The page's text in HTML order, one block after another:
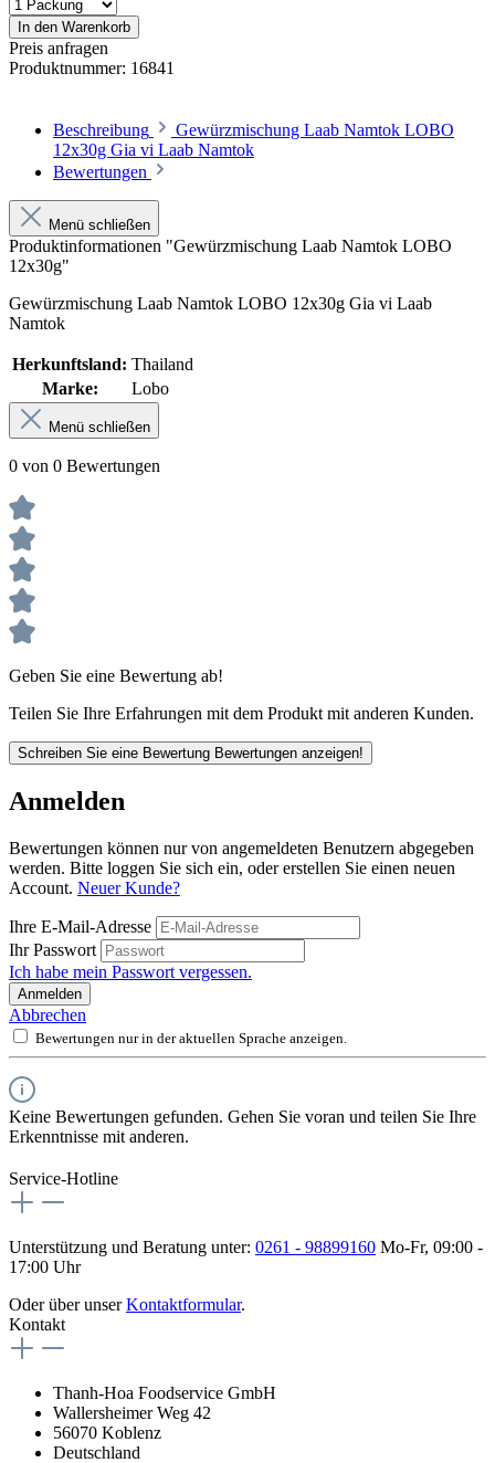
In den Warenkorb
Preis anfragen
Produktnummer: 16841
Beschreibung
Gewürzmischung Laab Namtok LOBO
12x30g Gia vi Laab Namtok
Bewertungen
Menü schließen
Produktinformationen "Gewürzmischung Laab Namtok LOBO
12x30g"
Gewürzmischung Laab Namtok LOBO 12x30g Gia vi Laab
Namtok
Herkunftsland: Thailand
Marke:
Lobo
Menü schließen
0 von 0 Bewertungen
Geben Sie eine Bewertung ab!
Teilen Sie Ihre Erfahrungen mit dem Produkt mit anderen Kunden.
Schreiben Sie eine Bewertung Bewertungen anzeigen!
Anmelden
Bewertungen können nur von angemeldeten Benutzern abgegeben
werden. Bitte loggen Sie sich ein, oder erstellen Sie einen neuen
Account. Neuer Kunde?
Ihre E-Mail-Adresse
Ihr Passwort
Ich habe mein Passwort vergessen.
Anmelden
Abbrechen
Bewertungen nur in der aktuellen Sprache anzeigen.
Keine Bewertungen gefunden. Gehen Sie voran und teilen Sie Ihre
Erkenntnisse mit anderen.
Service-Hotline
Unterstützung und Beratung unter: 0261 - 98899160 Mo-Fr, 09:00 -
17:00 Uhr
Oder über unserKontaktformular.
Kontakt
Thanh-Hoa Foodservice GmbH
Wallersheimer Weg 42
56070 Koblenz
Deutschland